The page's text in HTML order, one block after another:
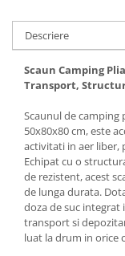
Descriere
Scaun Camping
Transport,
Scaunul de camping
50x80x80 cm, este
activitati in aer liber,
Echipat cu o
de rezistent, acest
de lunga durata.
doza de suc integrat
transport si
luat la drum in orice